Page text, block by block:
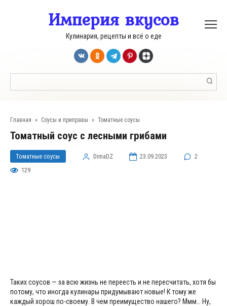
Империя вкусов
Кулинария, рецепты и всё о еде
Главная » Соусы и приправы » Томатные соусы
Томатный соус с лесными грибами
Томатные соусы DimaDZ 23.09.2023
2
129
Таких соусов — за всю жизнь не переесть и не пересчитать, хотя бы
потому, что иногда кулинары придумывают новые! К тому же
каждый хорош по-своему. В чем преимущество нашего? Ммм… Ну,